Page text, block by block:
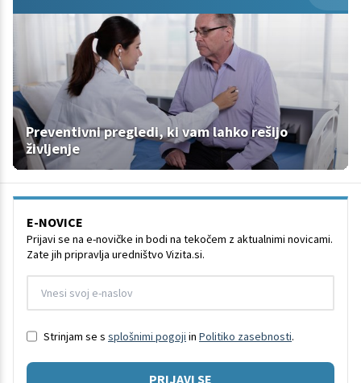
Preventivni pregledi, ki vam lahko rešijo
življenje
E-NOVICE
Prijavi se na e-novičke in bodi na tekočem z aktualnimi novicami.
Zate jih pripravlja uredništvo Vizita.si.
Strinjam se s splošnimi pogoji in Politiko zasebnosti.
PRIJAVI SE